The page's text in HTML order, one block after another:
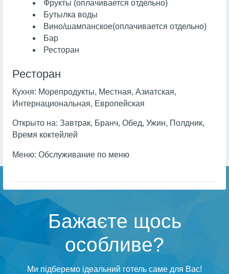
Фрукты (оплачивается отдельно)
Бутылка воды
Вино/шампанское(оплачивается отдельно)
Бар
Ресторан
Ресторан
Кухня: Морепродукты, Местная, Азиатская,
Интернациональная, Европейская
Открыто на: Завтрак, Бранч, Обед, Ужин, Полдник,
Время коктейлей
Меню: Обслуживание по меню
Бажаєте щось
особливе?
Ми підберемо ідеальний готель саме для Вас!